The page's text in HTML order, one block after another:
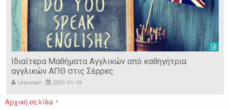
Ιδιαίτερα Μαθήματα Αγγλικών από καθηγήτρια
αγγλικών ΑΠΘ στις Σέρρες
Unknown 2021-01-19
Αρχική σελίδα
Serres Racing Circuit
Panserraikos FC
Ikaroi B.C.